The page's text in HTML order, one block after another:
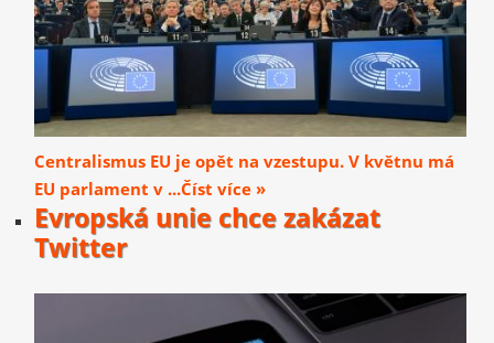
Centralismus EU je opět na vzestupu. V květnu má
EU parlament v ...Číst více »
Evropská unie chce zakázat
Twitter